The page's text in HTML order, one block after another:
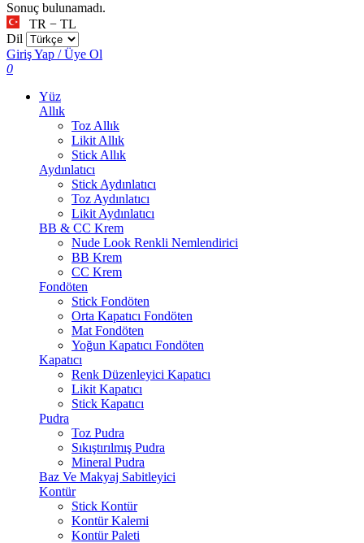
Sonuç bulunamadı.
TR − TL
Dil
Giriş Yap / Üye Ol
0
Yüz
Allık
Toz Allık
Likit Allık
Stick Allık
Aydınlatıcı
Stick Aydınlatıcı
Toz Aydınlatıcı
Likit Aydınlatıcı
BB & CC Krem
Nude Look Renkli Nemlendirici
BB Krem
CC Krem
Fondöten
Stick Fondöten
Orta Kapatıcı Fondöten
Mat Fondöten
Yoğun Kapatıcı Fondöten
Kapatıcı
Renk Düzenleyici Kapatıcı
Likit Kapatıcı
Stick Kapatıcı
Pudra
Toz Pudra
Sıkıştırılmış Pudra
Mineral Pudra
Baz Ve Makyaj Sabitleyici
Kontür
Stick Kontür
Kontür Kalemi
Kontür Paleti